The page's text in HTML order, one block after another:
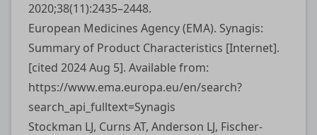
2020;38(11):2435–2448.
European Medicines Agency (EMA). Synagis:
Summary of Product Characteristics [Internet].
[cited 2024 Aug 5]. Available from:
https://www.ema.europa.eu/en/search?
search_api_fulltext=Synagis
Stockman LJ, Curns AT, Anderson LJ, Fischer-